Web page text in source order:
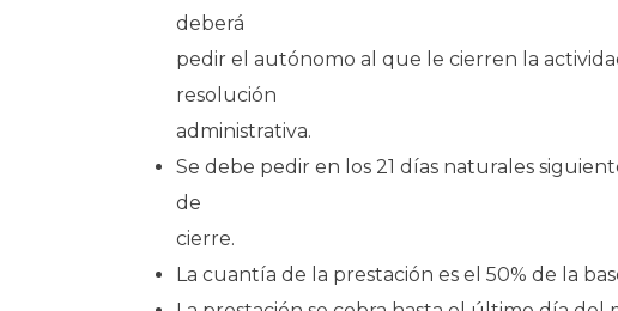
deberá
pedir el autónomo al que le cierren la
resolución
administrativa.
Se debe pedir en los 21 días naturales
de
cierre.
La cuantía de la prestación es el 50% de la